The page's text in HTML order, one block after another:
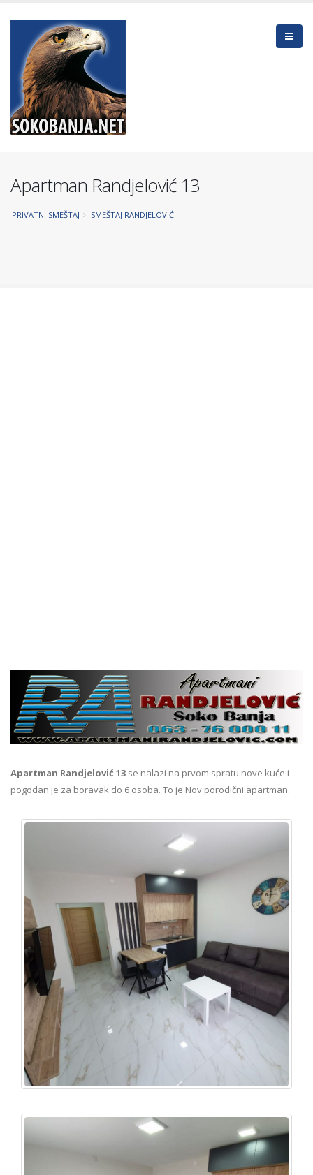
Apartman Randjelović 13
PRIVATNI SMEŠTAJ SMEŠTAJ RANDJELOVIĆ
Apartman Randjelović 13 se nalazi na prvom spratu nove kuće i
pogodan je za boravak do 6 osoba. To je Nov porodični apartman.